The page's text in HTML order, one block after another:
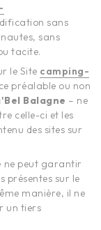
sans
sans
tacite.
le Site camping-
préalable ou non
Balagne – ne
celle-ci et les
des sites sur
ne peut garantir
présentes sur le
manière, il ne
un tiers